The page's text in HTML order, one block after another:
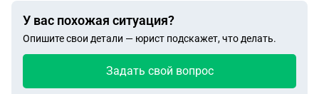
У вас похожая ситуация?
Опишите свои детали — юрист подскажет, что делать.
Задать свой вопрос